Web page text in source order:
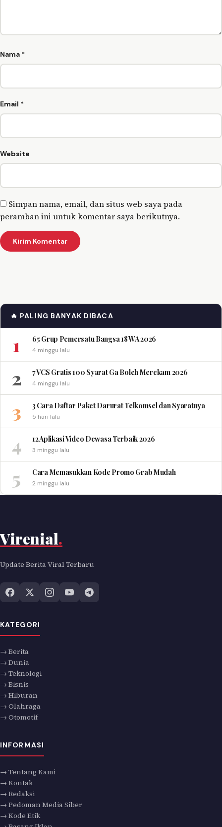
Nama *
Email *
Website
Simpan nama, email, dan situs web saya pada
peramban ini untuk komentar saya berikutnya.
🔥 PALING BANYAK DIBACA
1 65 Grup Pemersatu Bangsa 18 WA 2026
4 minggu lalu
2 7 VCS Gratis 100 Syarat Ga Boleh Merekam 2026
4 minggu lalu
3 3 Cara Daftar Paket Darurat Telkomsel dan Syaratnya
5 hari lalu
4 12 Aplikasi Video Dewasa Terbaik 2026
3 minggu lalu
5 Cara Memasukkan Kode Promo Grab Mudah
2 minggu lalu
Virenial.
Update Berita Viral Terbaru
KATEGORI
→ Berita
→ Dunia
→ Teknologi
→ Bisnis
→ Hiburan
→ Olahraga
→ Otomotif
INFORMASI
→ Tentang Kami
→ Kontak
→ Redaksi
→ Pedoman Media Siber
→ Kode Etik